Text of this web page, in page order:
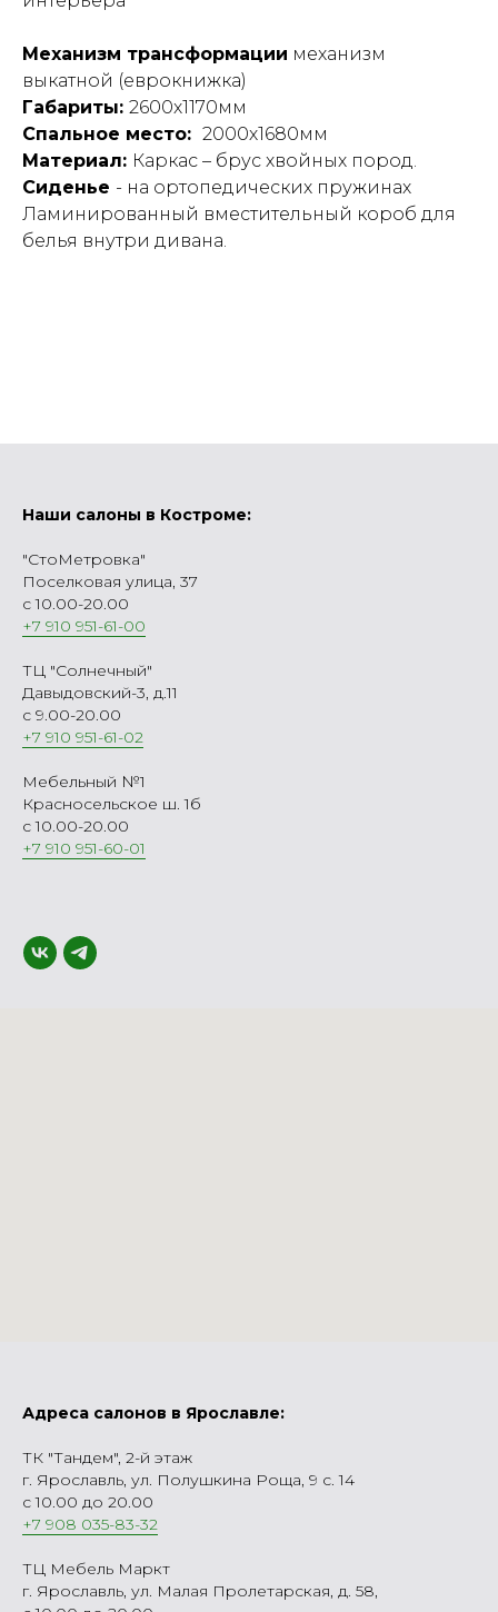
Механизм трансформации механизм
выкатной (еврокнижка)
Габариты: 2600х1170мм
Спальное место: 2000х1680мм
Материал: Каркас – брус хвойных пород.
Сиденье - на ортопедических пружинах
Ламинированный вместительный короб для
белья внутри дивана.
Наши салоны в Костроме:
"СтоМетровка"
Поселковая улица, 37
с 10.00-20.00
+7 910 951-61-00
ТЦ "Солнечный"
Давыдовский-3, д.11
с 9.00-20.00
+7 910 951-61-02
Мебельный №1
Красносельское ш. 1б
с 10.00-20.00
+7 910 951-60-01
Адреса салонов в Ярославле:
ТК "Тандем", 2-й этаж
г. Ярославль, ул. Полушкина Роща, 9 с. 14
с 10.00 до 20.00
+7 908 035-83-32
ТЦ Мебель Маркт
г. Ярославль, ул. Малая Пролетарская, д. 58,